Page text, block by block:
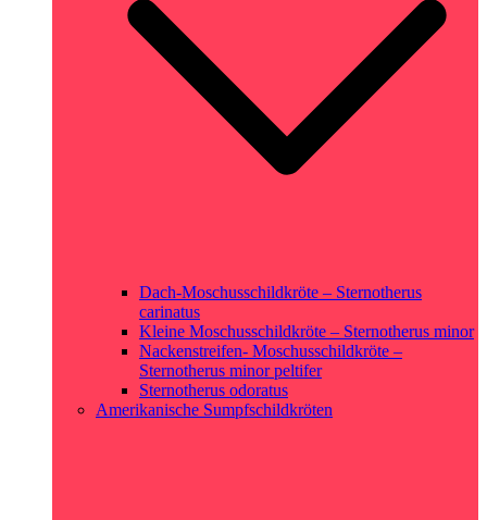
Dach-Moschusschildkröte – Sternotherus
carinatus
Kleine Moschusschildkröte – Sternotherus minor
Nackenstreifen- Moschusschildkröte –
Sternotherus minor peltifer
Sternotherus odoratus
Amerikanische Sumpfschildkröten